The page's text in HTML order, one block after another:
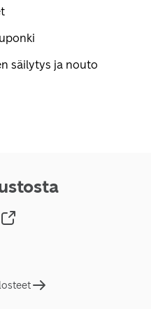
säilytys ja nouto